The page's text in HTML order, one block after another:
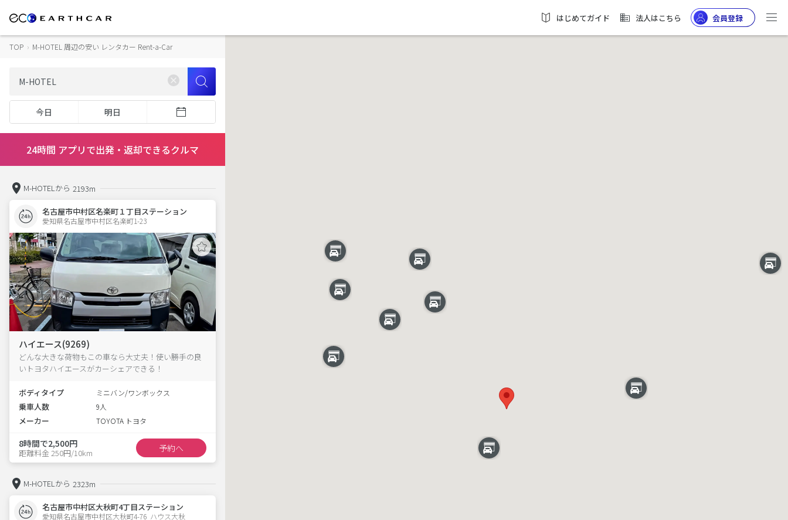
はじめてガイド 法人はこちら 会員登録
TOP › M-HOTEL 周辺の安い レンタカー Rent-a-Car
今日 明日
24時間 アプリで出発・返却できるクルマ
M-HOTELから 2193m
名古屋市中村区名楽町１丁目ステーション
愛知県名古屋市中村区名楽町1-23
ハイエース(9269)
どんな大きな荷物もこの車なら大丈夫！使い勝手の良
いトヨタハイエースがカーシェアできる！
ボディタイプ ミニバン/ワンボックス
乗車人数 9人
メーカー TOYOTA トヨタ
8時間で2,500円
距離料金 250円/10km 予約へ
M-HOTELから 2323m
名古屋市中村区大秋町4丁目ステーション
愛知県名古屋市中村区大秋町4-76  ハウス大秋